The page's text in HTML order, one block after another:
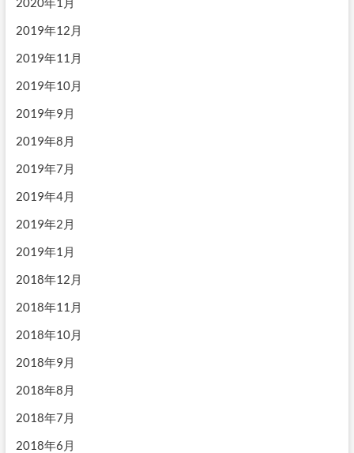
2019年12月
2019年11月
2019年10月
2019年9月
2019年8月
2019年7月
2019年4月
2019年2月
2019年1月
2018年12月
2018年11月
2018年10月
2018年9月
2018年8月
2018年7月
2018年6月